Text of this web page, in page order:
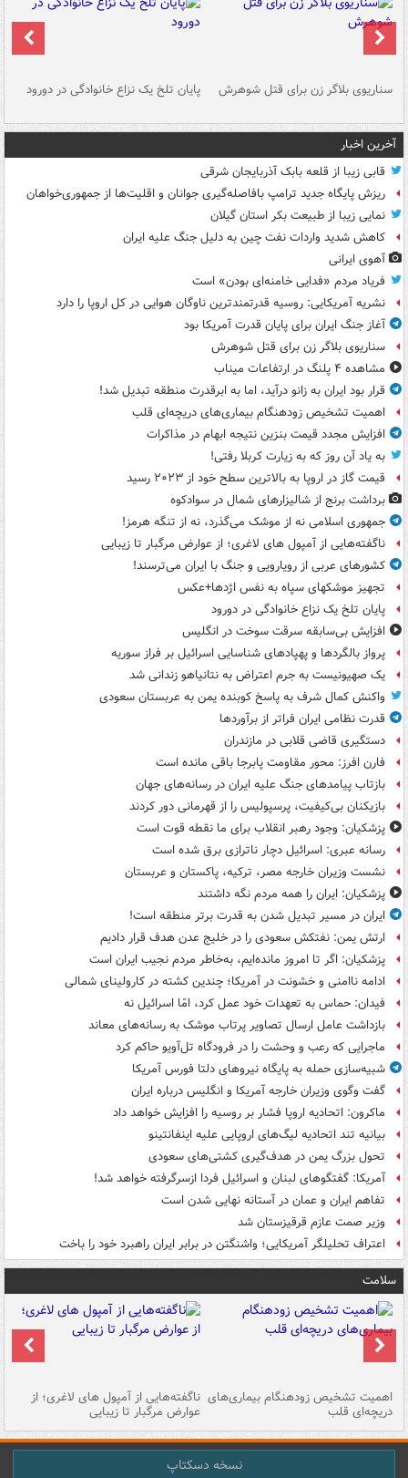
سناریوی بلاگر زن برای قتل شوهرش پایان تلخ یک نزاع خانوادگی در دورود
آخرین اخبار
قابی زیبا از قلعه بابک آذربایجان شرقی
ریزش پایگاه جدید ترامپ بافاصله‌گیری جوانان و اقلیت‌ها از جمهوری‌خواهان
نمایی زیبا از طبیعت بکر استان گیلان
کاهش شدید واردات نفت چین به دلیل جنگ علیه ایران
آهوی ایرانی
فریاد مردم «فدایی خامنه‌ای بودن» است
نشریه آمریکایی: روسیه قدرتمندترین ناوگان هوایی در کل اروپا را دارد
آغاز جنگ ایران برای پایان قدرت آمریکا بود
سناریوی بلاگر زن برای قتل شوهرش
مشاهده ۴ پلنگ در ارتفاعات میناب
قرار بود ایران به زانو درآید، اما به ابرقدرت منطقه تبدیل شد!
اهمیت تشخیص زودهنگام بیماری‌های دریچه‌ای قلب
افزایش مجدد قیمت بنزین نتیجه ابهام در مذاکرات
به یاد آن روز که به زیارت کربلا رفتی!
قیمت گاز در اروپا به بالاترین سطح خود از ۲۰۲۳ رسید
برداشت برنج از شالیزارهای شمال در سوادکوه
جمهوری اسلامی نه از موشک می‌گذرد، نه از تنگه هرمز!
ناگفته‌هایی از آمپول های لاغری؛ از عوارض مرگبار تا زیبایی
کشورهای عربی از رویارویی و جنگ با ایران می‌ترسند!
تجهیز موشکهای سپاه به نفس اژدها+عکس
پایان تلخ یک نزاع خانوادگی در دورود
افزایش بی‌سابقه سرقت سوخت در انگلیس
پرواز بالگردها و پهپادهای شناسایی اسرائیل بر فراز سوریه
یک صهیونیست به جرم اعتراض به نتانیاهو زندانی شد
واکنش کمال شرف به پاسخ کوبنده یمن به عربستان سعودی
قدرت نظامی ایران فراتر از برآوردها
دستگیری قاضی قلابی در مازندران
فارن افرز: محور مقاومت پابرجا باقی مانده است
بازتاب پیامدهای جنگ علیه ایران در رسانه‌های جهان
بازیکنان بی‌کیفیت، پرسپولیس را از قهرمانی دور کردند
پزشکیان: وجود رهبر انقلاب برای ما نقطه قوت است
رسانه عبری: اسرائیل دچار ناترازی برق شده است
نشست وزیران خارجه مصر، ترکیه، پاکستان و عربستان
پزشکیان: ایران را همه مردم نگه داشتند
ایران در مسیر تبدیل شدن به قدرت برتر منطقه است!
ارتش یمن: نفتکش سعودی را در خلیج عدن هدف قرار دادیم
پزشکیان: اگر تا امروز مانده‌ایم، به‌خاطر مردم نجیب ایران است
ادامه ناامنی و خشونت در آمریکا؛ چندین کشته در کارولینای شمالی
فیدان: حماس به تعهدات خود عمل کرد، امّا اسرائیل نه
بازداشت عامل ارسال تصاویر پرتاب موشک به رسانه‌های معاند
ماجرایی که رعب و وحشت را در فرودگاه تل‌آویو حاکم کرد
شبیه‌سازی حمله به پایگاه نیروهای دلتا فورس آمریکا
گفت وگوی وزیران خارجه آمریکا و انگلیس درباره ایران
ماکرون: اتحادیه اروپا فشار بر روسیه را افزایش خواهد داد
بیانیه تند اتحادیه لیگ‌های اروپایی علیه اینفانتینو
تحول بزرگ یمن در هدف‌گیری کشتی‌های سعودی
آمریکا: گفتگوهای لبنان و اسرائیل فردا ازسرگرفته خواهد شد!
تفاهم ایران و عمان در آستانه نهایی شدن است
وزیر صمت عازم قرقیزستان شد
اعتراف تحلیلگر آمریکایی؛ واشنگتن در برابر ایران راهبرد خود را باخت
سلامت
اهمیت تشخیص زودهنگام بیماری‌های
دریچه‌ای قلب
ناگفته‌هایی از آمپول های لاغری؛ از
عوارض مرگبار تا زیبایی
نسخه دسکتاپ